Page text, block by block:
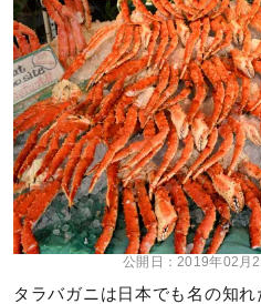
公開日：2019年02月
タラバガニは日本でも名の知